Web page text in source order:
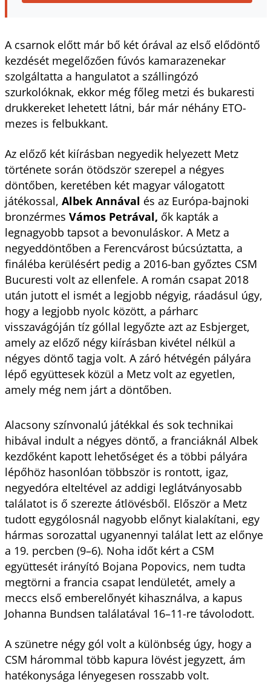
A csarnok előtt már bő két órával az első elődöntő
kezdését megelőzően fúvós kamarazenekar
szolgáltatta a hangulatot a szállingózó
szurkolóknak, ekkor még főleg metzi és bukaresti
drukkereket lehetett látni, bár már néhány ETO-
mezes is felbukkant.
Az előző két kiírásban negyedik helyezett Metz
története során ötödször szerepel a négyes
döntőben, keretében két magyar válogatott
játékossal, Albek Annával és az Európa-bajnoki
bronzérmes Vámos Petrával, ők kapták a
legnagyobb tapsot a bevonuláskor. A Metz a
negyeddöntőben a Ferencvárost búcsúztatta, a
fináléba kerülésért pedig a 2016-ban győztes CSM
Bucuresti volt az ellenfele. A román csapat 2018
után jutott el ismét a legjobb négyig, ráadásul úgy,
hogy a legjobb nyolc között, a párharc
visszavágóján tíz góllal legyőzte azt az Esbjerget,
amely az előző négy kiírásban kivétel nélkül a
négyes döntő tagja volt. A záró hétvégén pályára
lépő együttesek közül a Metz volt az egyetlen,
amely még nem járt a döntőben.
Alacsony színvonalú játékkal és sok technikai
hibával indult a négyes döntő, a franciáknál Albek
kezdőként kapott lehetőséget és a többi pályára
lépőhöz hasonlóan többször is rontott, igaz,
negyedóra elteltével az addigi leglátványosabb
találatot is ő szerezte átlövésből. Először a Metz
tudott egygólosnál nagyobb előnyt kialakítani, egy
hármas sorozattal ugyanennyi találat lett az előnye
a 19. percben (9–6). Noha időt kért a CSM
együttesét irányító Bojana Popovics, nem tudta
megtörni a francia csapat lendületét, amely a
meccs első emberelőnyét kihasználva, a kapus
Johanna Bundsen találatával 16–11-re távolodott.
A szünetre négy gól volt a különbség úgy, hogy a
CSM hárommal több kapura lövést jegyzett, ám
hatékonysága lényegesen rosszabb volt.